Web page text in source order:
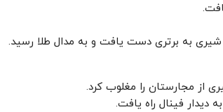
شیری به برتری دست یافت و به مدال طلا رسید.
فینال راه یافت.